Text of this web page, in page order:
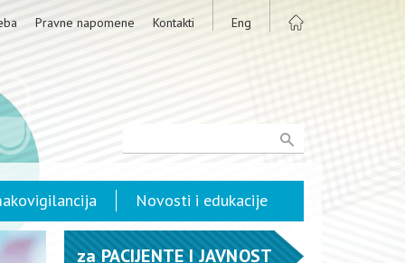
Pravne napomene Kontakti Eng
Novosti i edukacije
za PACIJENTE I JAVNOST